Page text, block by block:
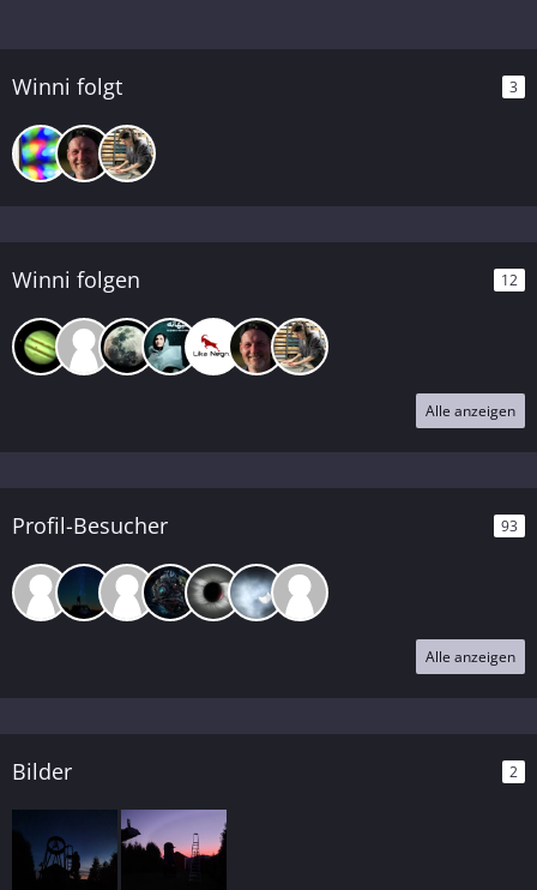
Winni folgt 3
Winni folgen 12
Alle anzeigen
Profil-Besucher 93
Alle anzeigen
Bilder 2